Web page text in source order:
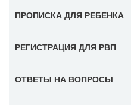
ПРОПИСКА ДЛЯ РЕБЕНКА
РЕГИСТРАЦИЯ ДЛЯ РВП
ОТВЕТЫ НА ВОПРОСЫ